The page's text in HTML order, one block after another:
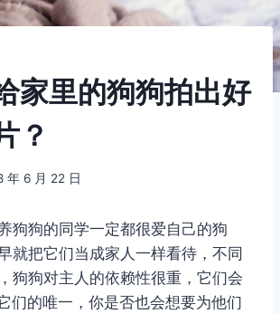
家里的狗狗拍出好
？
年 6 月 22 日
狗狗的同学一定都很爱自己的狗
就把它们当成家人一样看待，不同
狗狗对主人的依赖性很重，它们会
们的唯一，你是否也会想要为他们